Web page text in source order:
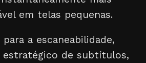
em telas pequenas.
a escaneabilidade,
estratégico de subtítulos,